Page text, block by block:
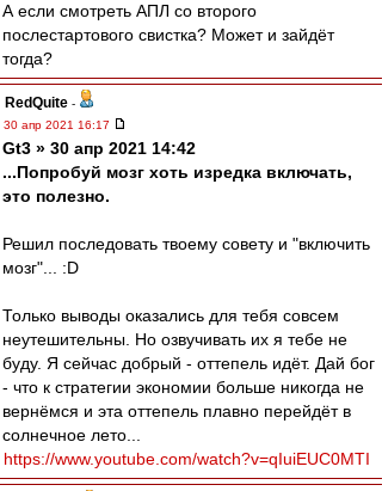
А если смотреть АПЛ со второго
послестартового свистка? Может и зайдёт
тогда?
RedQuite -
30 апр 2021 16:17
Gt3 » 30 апр 2021 14:42
...Попробуй мозг хоть изредка включать,
это полезно.
Решил последовать твоему совету и "включить
мозг"... :D
Только выводы оказались для тебя совсем
неутешительны. Но озвучивать их я тебе не
буду. Я сейчас добрый - оттепель идёт. Дай бог
- что к стратегии экономии больше никогда не
вернёмся и эта оттепель плавно перейдёт в
солнечное лето...
https://www.youtube.com/watch?v=qIuiEUC0MTI